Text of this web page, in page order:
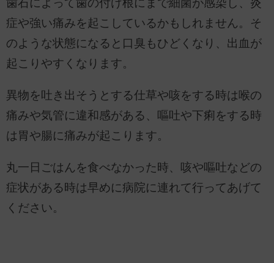
歯石によって歯の付け根にまで細菌が感染し、炎
症や強い痛みを起こしているかもしれません。そ
のような状態になると口臭もひどくなり、出血が
起こりやすくなります。
異物を吐き出そうとする仕草や咳をする時は喉の
痛みや気管に違和感がある、嘔吐や下痢をする時
は胃や腸に痛みが起こります。
丸一日ごはんを食べなかった時、咳や嘔吐などの
症状がある時は早めに病院に連れて行ってあげて
ください。